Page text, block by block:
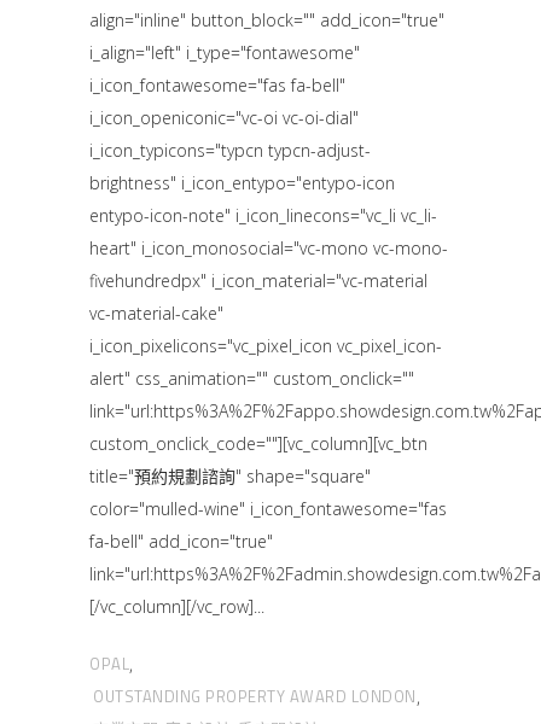
align="inline" button_block="" add_icon="true"
i_align="left" i_type="fontawesome"
i_icon_fontawesome="fas fa-bell"
i_icon_openiconic="vc-oi vc-oi-dial"
i_icon_typicons="typcn typcn-adjust-
brightness" i_icon_entypo="entypo-icon
entypo-icon-note" i_icon_linecons="vc_li vc_li-
heart" i_icon_monosocial="vc-mono vc-mono-
fivehundredpx" i_icon_material="vc-material
vc-material-cake"
i_icon_pixelicons="vc_pixel_icon vc_pixel_icon-
alert" css_animation="" custom_onclick=""
custom_onclick_code=""][vc_column][vc_btn
title="預約規劃諮詢" shape="square"
color="mulled-wine" i_icon_fontawesome="fas
fa-bell" add_icon="true"
[/vc_column][/vc_row]
OPAL,
OUTSTANDING PROPERTY AWARD LONDON,